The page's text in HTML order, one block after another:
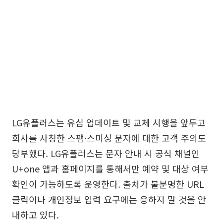
LG유플러스는 유심 업데이트 및 교체 시행을 앞두고
회사를 사칭한 스팸·스미싱 문자에 대한 고객 주의도
당부했다. LG유플러스는 문자 안내 시 공식 채널인
U+one 앱과 홈페이지를 통해서만 예약 및 대상 여부
확인이 가능하도록 운영한다. 출처가 불분명한 URL
클릭이나 개인정보 입력 요구에는 응하지 말 것을 안
내하고 있다.